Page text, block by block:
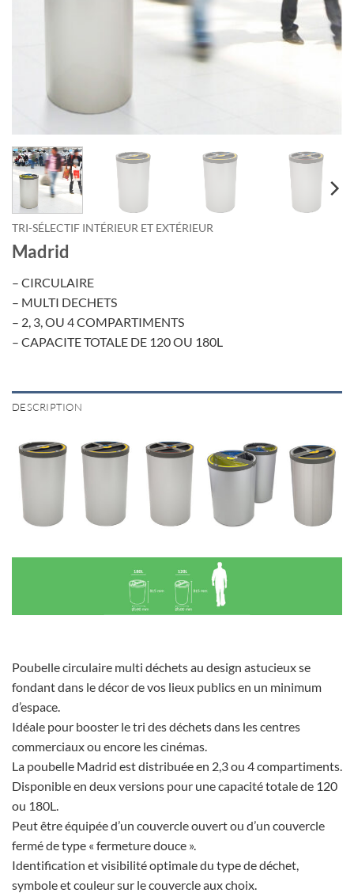
TRI-SÉLECTIF INTÉRIEUR ET EXTÉRIEUR
Madrid
– CIRCULAIRE
– MULTI DECHETS
– 2, 3, OU 4 COMPARTIMENTS
– CAPACITE TOTALE DE 120 OU 180L
DESCRIPTION
Poubelle circulaire multi déchets au design astucieux se
fondant dans le décor de vos lieux publics en un minimum
d’espace.
Idéale pour booster le tri des déchets dans les centres
commerciaux ou encore les cinémas.
La poubelle Madrid est distribuée en 2,3 ou 4 compartiments.
Disponible en deux versions pour une capacité totale de 120
ou 180L.
Peut être équipée d’un couvercle ouvert ou d’un couvercle
fermé de type « fermeture douce ».
Identification et visibilité optimale du type de déchet,
symbole et couleur sur le couvercle aux choix.